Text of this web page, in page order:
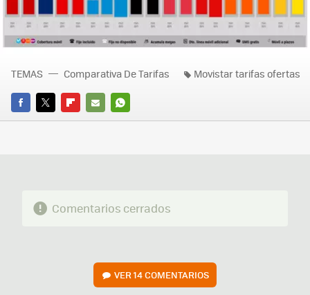
FACEBOOK
TWITTERFLIPBOARD
E-
WHATSAPP
TEMAS Comparativa De Tarifas Movistar tarifas ofertas
Comentarios cerrados
VER14 COMENTARIOS